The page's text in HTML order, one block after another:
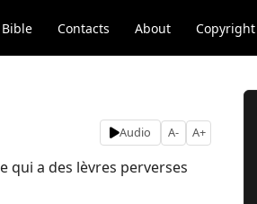
Bible Contacts About Copyright
Audio A- A+
qui a des lèvres perverses